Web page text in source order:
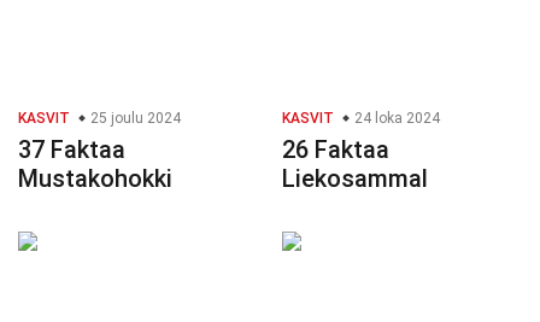
KASVIT 25 joulu 2024
37 Faktaa
Mustakohokki
KASVIT 24 loka 2024
26 Faktaa
Liekosammal